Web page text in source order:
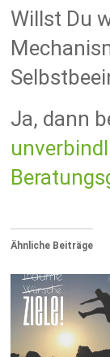
Willst Du
Ja, dann
Ähnliche Beiträge